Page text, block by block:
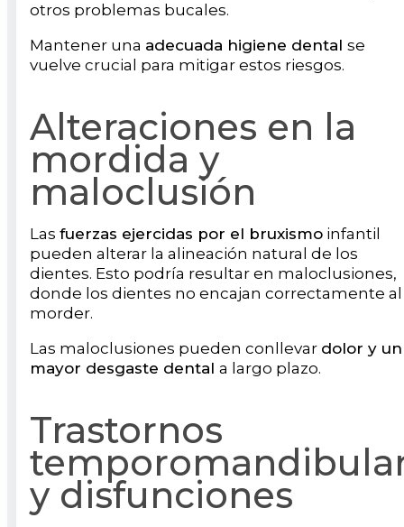
otros problemas bucales.
Mantener una adecuada higiene dental se
vuelve crucial para mitigar estos riesgos.
Alteraciones en la
mordida y
maloclusión
Las fuerzas ejercidas por el bruxismo infantil
pueden alterar la alineación natural de los
dientes. Esto podría resultar en maloclusiones,
donde los dientes no encajan correctamente al
morder.
Las maloclusiones pueden conllevar dolor y un
mayor desgaste dental a largo plazo.
Trastornos
y disfunciones